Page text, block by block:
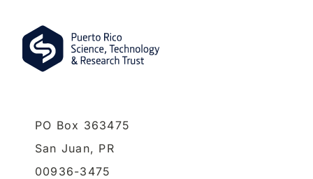
PO Box 363475
San Juan, PR
00936-3475